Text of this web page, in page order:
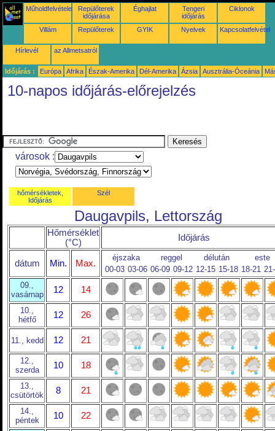
Műholdfelvételek
Repülőterek
időjárása
Éghajlat
Tengeri
időjárás
Ciklonok
Villám Repülőterek GYIK Nyelvek Kapcsolatfelvétel
Hírlevél az Allmetsatról
Időjárás : Európa Afrika Észak-Amerika Dél-Amerika Ázsia Ausztrália-Óceánia
10-napos időjárás-előrejelzés
városok :
hőmérsékletek,
Időjárás
Szél
Daugavpils, Lettország
Hőmérséklet
(°C)
Időjárás
dátum Min. Max.
éjszaka reggel délután
este
00-03 03-06 06-09 09-12 12-15 15-18 18-21
09.,
vasárnap
12 14
10.,
hétfő
12 26
11., kedd 12 21
12.,
szerda
10 18
13.,
csütörtök
8 21
14.,
péntek
10 22